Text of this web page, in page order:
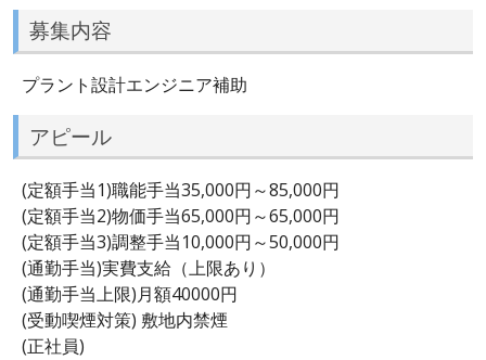
募集内容
プラント設計エンジニア補助
アピール
(定額手当1)職能手当35,000円～85,000円
(定額手当2)物価手当65,000円～65,000円
(定額手当3)調整手当10,000円～50,000円
(通勤手当)実費支給（上限あり）
(通勤手当上限)月額40000円
(受動喫煙対策) 敷地内禁煙
(正社員)